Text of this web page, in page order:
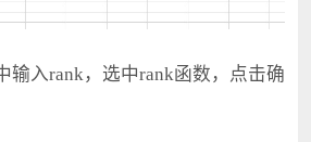
入rank，选中rank函数，点击确